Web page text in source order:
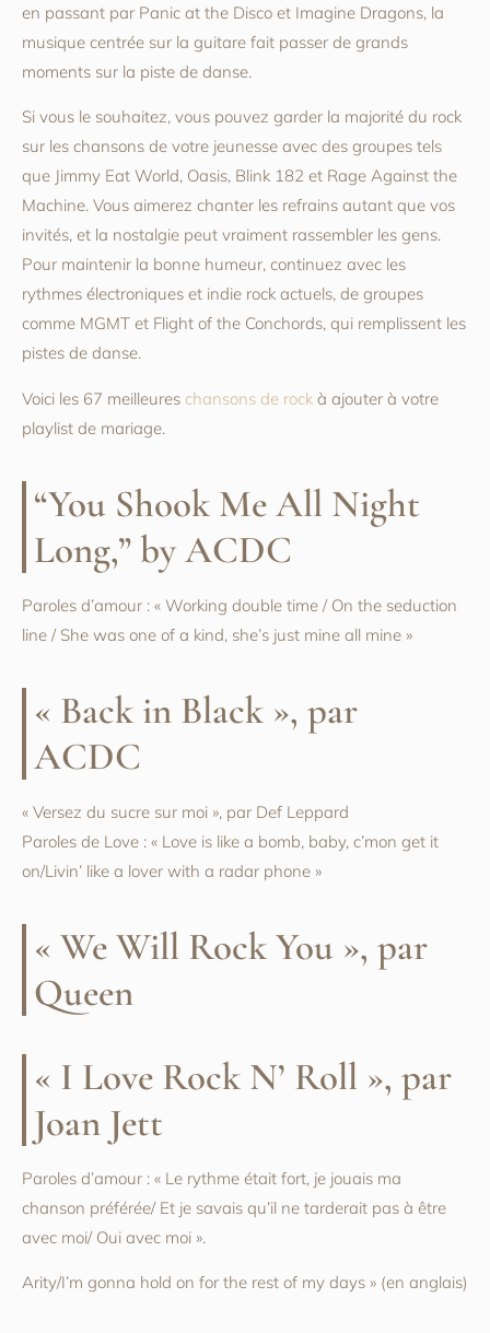
en passant par Panic at the Disco et Imagine Dragons, la
musique centrée sur la guitare fait passer de grands
moments sur la piste de danse.
Si vous le souhaitez, vous pouvez garder la majorité du rock
sur les chansons de votre jeunesse avec des groupes tels
que Jimmy Eat World, Oasis, Blink 182 et Rage Against the
Machine. Vous aimerez chanter les refrains autant que vos
invités, et la nostalgie peut vraiment rassembler les gens.
Pour maintenir la bonne humeur, continuez avec les
rythmes électroniques et indie rock actuels, de groupes
comme MGMT et Flight of the Conchords, qui remplissent les
pistes de danse.
Voici les 67 meilleures chansons de rock à ajouter à votre
playlist de mariage.
“You Shook Me All Night
Long,” by ACDC
Paroles d’amour : « Working double time / On the seduction
line / She was one of a kind, she’s just mine all mine »
« Back in Black », par
ACDC
« Versez du sucre sur moi », par Def Leppard
Paroles de Love : « Love is like a bomb, baby, c’mon get it
on/Livin’ like a lover with a radar phone »
« We Will Rock You », par
Queen
« I Love Rock N’ Roll », par
Joan Jett
Paroles d’amour : « Le rythme était fort, je jouais ma
chanson préférée/ Et je savais qu’il ne tarderait pas à être
avec moi/ Oui avec moi ».
Arity/I’m gonna hold on for the rest of my days » (en anglais)